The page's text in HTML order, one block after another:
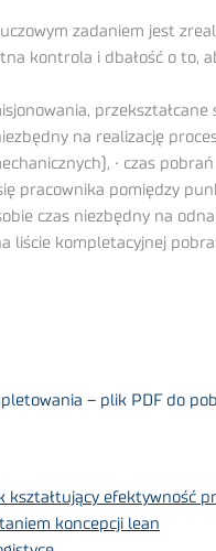
zadaniem jest
kontrola i dbałość o to,
na realizację
• czas
pracownika pomiędzy
czas niezbędny na
liście kompletacyjnej
– plik PDF do
efektywność
koncepcji lean